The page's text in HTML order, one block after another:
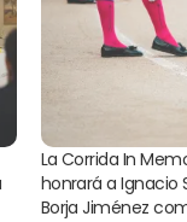
La Corrida In
honrará a Ignacio
Borja Jiménez